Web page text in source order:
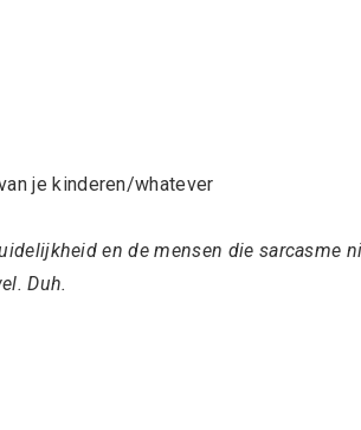
je kinderen/whatever
en de mensen die sarcasme
Duh.